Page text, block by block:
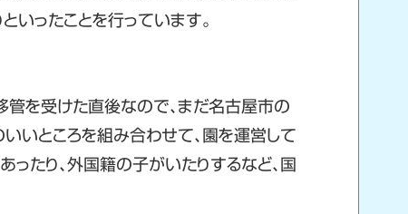
いったことを行っています。
を受けた直後なので、まだ名古屋市の
いところを組み合わせて、園を運営して
たり、外国籍の子がいたりするなど、国